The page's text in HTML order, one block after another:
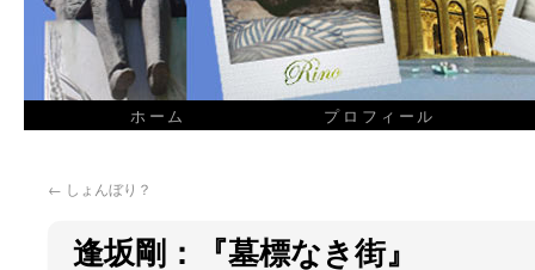
ホーム プロフィール
← しょんぼり？
逢坂剛：『墓標なき街』